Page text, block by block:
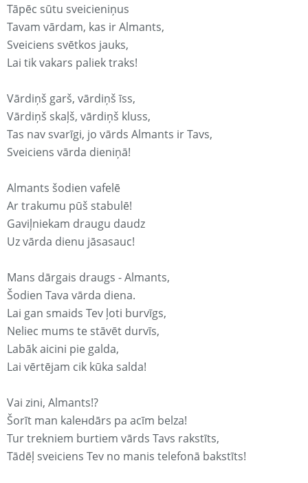
Tāpēc sūtu sveicieniņus
Tavam vārdam, kas ir Almants,
Sveiciens svētkos jauks,
Lai tik vakars paliek traks!
Vārdiņš garš, vārdiņš īss,
Vārdiņš skaļš, vārdiņš kluss,
Tas nav svarīgi, jo vārds Almants ir Tavs,
Sveiciens vārda dieniņā!
Almants šodien vafelē
Ar trakumu pūš stabulē!
Gaviļniekam draugu daudz
Uz vārda dienu jāsasauc!
Mans dārgais draugs - Almants,
Šodien Tava vārda diena.
Lai gan smaids Tev ļoti burvīgs,
Neliec mums te stāvēt durvīs,
Labāk aicini pie galda,
Lai vērtējam cik kūka salda!
Vai zini, Almants!?
Šorīt man kaleнdārs pa acīm belza!
Tur trekniem burtiem vārds Tavs rakstīts,
Tādēļ sveiciens Tev no manis telefonā bakstīts!